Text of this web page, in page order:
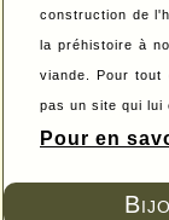
Pour
vous
boulot,
équilibrés
à la
au
au thon
à la
construction de
la préhistoire à
viande. Pour tout
pas un site qui lui
Pour en